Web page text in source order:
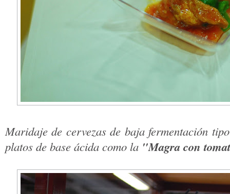
Maridaje de cervezas de baja fermentación
platos de base ácida como la "Magra con